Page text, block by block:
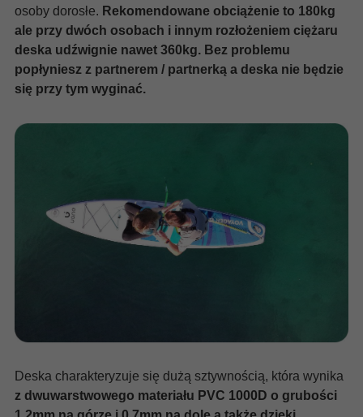
osoby dorosłe. Rekomendowane obciążenie to 180kg
ale przy dwóch osobach i innym rozłożeniem ciężaru
deska udźwignie nawet 360kg. Bez problemu
popłyniesz z partnerem / partnerką a deska nie będzie
się przy tym wyginać.
Deska charakteryzuje się dużą sztywnością, która wynika
z dwuwarstwowego materiału PVC 1000D o grubości